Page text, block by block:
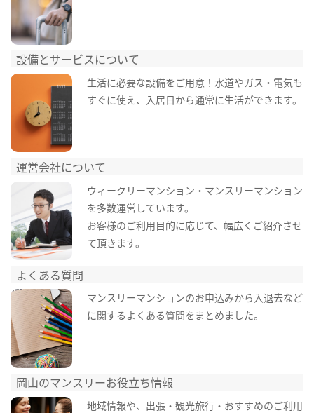
設備とサービスについて
生活に必要な設備をご用意！水道やガス・電気も
すぐに使え、入居日から通常に生活ができます。
運営会社について
ウィークリーマンション・マンスリーマンション
を多数運営しています。
お客様のご利用目的に応じて、幅広くご紹介させ
て頂きます。
よくある質問
マンスリーマンションのお申込みから入退去など
に関するよくある質問をまとめました。
岡山のマンスリーお役立ち情報
地域情報や、出張・観光旅行・おすすめのご利用